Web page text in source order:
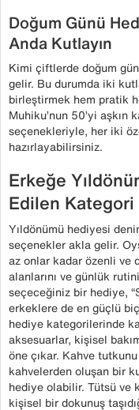
Doğum Günü
Anda Kutlayın
Kimi çiftlerde doğum
gelir. Bu durumda iki
birleştirmek hem pratik
Muhiku’nun 50’yi aşkın
seçenekleriyle, her iki
hazırlayabilirsiniz.
Erkeğe
Edilen Kategori
Yıldönümü hediyesi
seçenekler akla gelir.
az onlar kadar özenli ve
alanlarını ve günlük
seçeceğiniz bir hediye,
erkeklere de en güçlü
hediye kategorilerinde
aksesuarlar, kişisel
öne çıkar. Kahve
kahvelerden oluşan bir
hediye olabilir. Tütsü ve
kişisel bir dokunuş